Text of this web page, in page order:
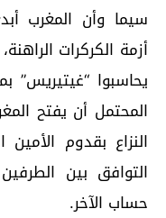
سيما وأن المغرب
أزمة الكركرات
يحاسبوا
المحتمل أن يفتح
النزاع بقدوم الأمين
التوافق بين
حساب الآخر.